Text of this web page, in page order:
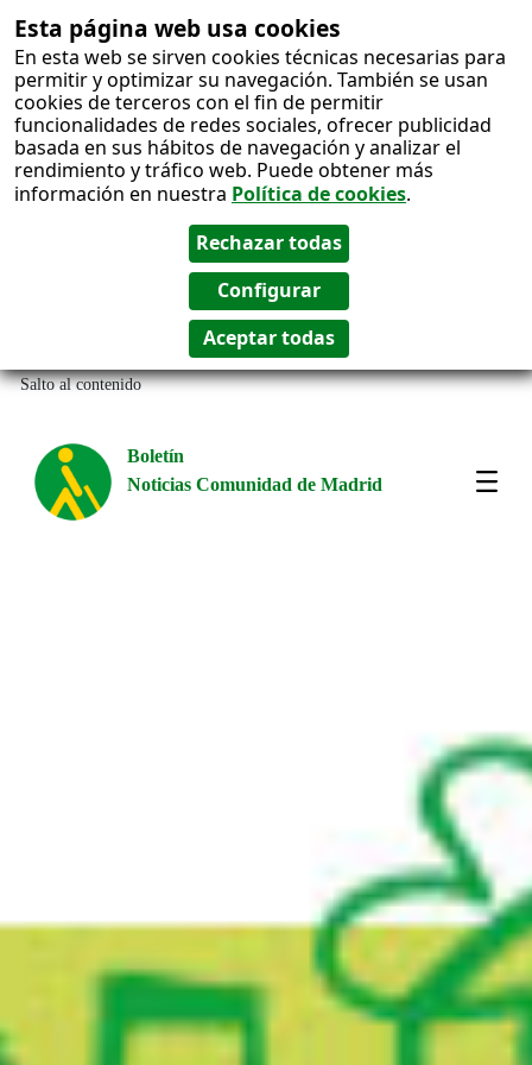
Esta página web usa cookies
En esta web se sirven cookies técnicas necesarias para
permitir y optimizar su navegación. También se usan
cookies de terceros con el fin de permitir
funcionalidades de redes sociales, ofrecer publicidad
basada en sus hábitos de navegación y analizar el
rendimiento y tráfico web. Puede obtener más
información en nuestra Política de cookies.
Salto al contenido
Boletín
Noticias Comunidad de Madrid